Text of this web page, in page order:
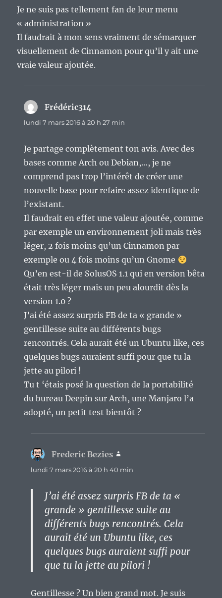
Je ne suis pas tellement fan de leur menu
« administration »
Il faudrait à mon sens vraiment de sémarquer
visuellement de Cinnamon pour qu’il y ait une
vraie valeur ajoutée.
Frédéric314
lundi 7 mars 2016 à 20 h 27 min
Je partage complètement ton avis. Avec des
bases comme Arch ou Debian,…, je ne
comprend pas trop l’intérêt de créer une
nouvelle base pour refaire assez identique de
l’existant.
Il faudrait en effet une valeur ajoutée, comme
par exemple un environnement joli mais très
léger, 2 fois moins qu’un Cinnamon par
exemple ou 4 fois moins qu’un Gnome
Qu’en est-il de SolusOS 1.1 qui en version bêta
était très léger mais un peu alourdit dès la
version 1.0 ?
J’ai été assez surpris FB de ta « grande »
gentillesse suite au différents bugs
rencontrés. Cela aurait été un Ubuntu like, ces
quelques bugs auraient suffi pour que tu la
jette au pilori !
Tu t ‘étais posé la question de la portabilité
du bureau Deepin sur Arch, une Manjaro l’a
adopté, un petit test bientôt ?
Frederic Bezies
lundi 7 mars 2016 à 20 h 40 min
J’ai été assez surpris FB de ta «
grande » gentillesse suite au
différents bugs rencontrés. Cela
aurait été un Ubuntu like, ces
quelques bugs auraient suffi pour
que tu la jette au pilori !
Gentillesse ? Un bien grand mot. Je suis